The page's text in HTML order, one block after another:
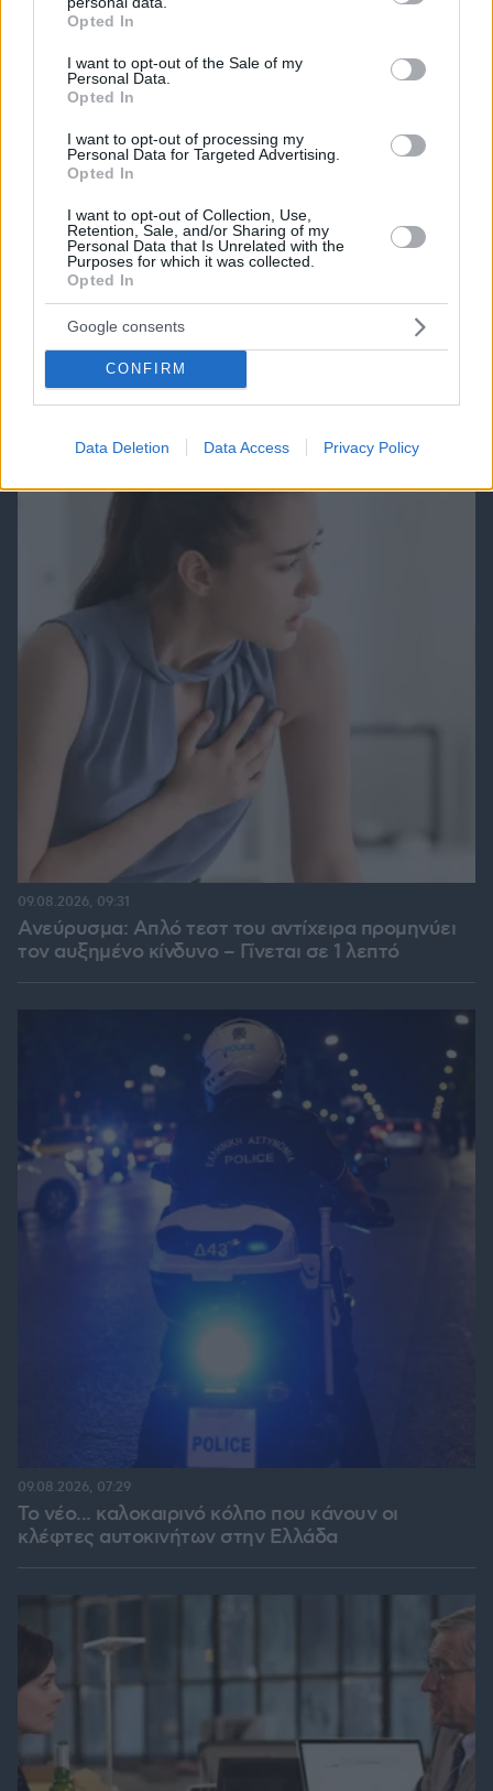
grant or deny consent to Google and its third-party tags to
use your data for below specified purposes in below Google
consent section.
Opted In
I want to opt-out of the Sale of my
Personal Data.
Opted In
I want to opt-out of processing my
Personal Data for Targeted Advertising.
Opted In
I want to opt-out of Collection, Use,
Retention, Sale, and/or Sharing of my
Personal Data that Is Unrelated with the
Purposes for which it was collected.
Opted In
Google consents
CONFIRM
Data Deletion Data Access Privacy Policy
Games
Cut The Rope Northern Heights
ΔΕΙΤΕ ΟΛΑ ΤΑ GAMES
Best of Network
Ανεύρυσμα: Απλό τεστ του αντίχειρα προμηνύει
τον αυξημένο κίνδυνο – Γίνεται σε 1 λεπτό
09.08.2026, 09:31
Το νέο... καλοκαιρινό κόλπο που κάνουν οι
κλέφτες αυτοκινήτων στην Ελλάδα
09.08.2026, 07:29